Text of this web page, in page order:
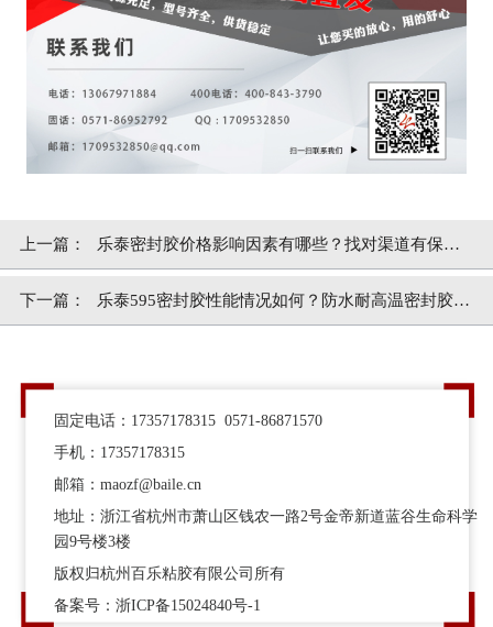
上一篇： 乐泰密封胶价格影响因素有哪些？找对渠道有保障
[百乐粘胶]
下一篇： 乐泰595密封胶性能情况如何？防水耐高温密封胶
固定电话：17357178315 0571-86871570
手机：17357178315
邮箱：maozf@baile.cn
地址：浙江省杭州市萧山区钱农一路2号金帝新道蓝谷生命科学
园9号楼3楼
版权归杭州百乐粘胶有限公司所有
备案号：浙ICP备15024840号-1